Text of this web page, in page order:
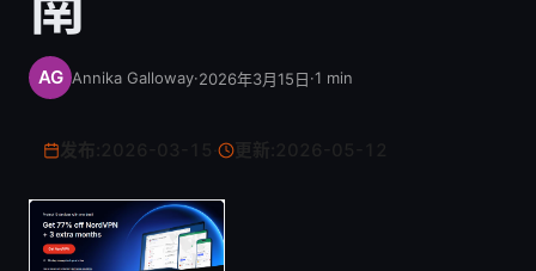
Annika Galloway·2026年3月15日·1 min
更新: